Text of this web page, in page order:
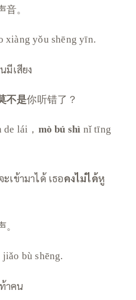
。
xiàng yǒu shēng yīn.
มีเสียง
不是你听错了？
lái， mò bú shì nǐ tīng
เข้ามาได้ เธอคงไม่ได้หู
bù shēng.
าคน